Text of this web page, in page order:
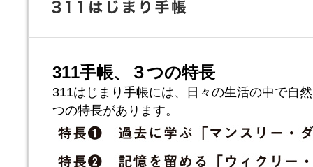
311手帳、３つの特長
311はじまり手帳には、日々の生活の中で自
つの特長があります。